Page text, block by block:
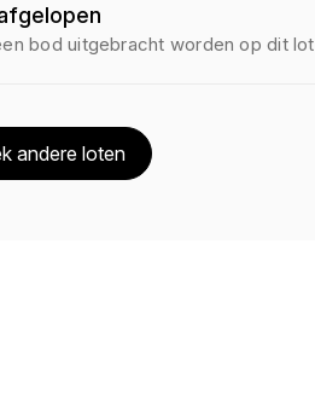
bod uitgebracht worden op dit lot
andere loten